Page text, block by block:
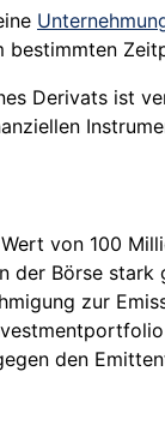
bestimmten
Derivats ist
von 100
der Börse stark
zur
den